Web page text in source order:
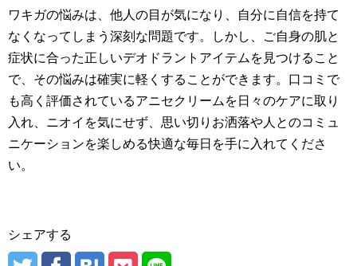
ワキガの悩みは、他人の目が気になり、自分に自信を持て
なくなってしまう深刻な問題です。しかし、ご自身の肌と
症状に合った正しいデオドラントアイテムを見つけること
で、その悩みは確実に軽くすることができます。口コミで
も高く評価されているアニセクリームを日々のケアに取り
入れ、ニオイを気にせず、思い切りお洒落や人とのコミュ
ニケーションを楽しめる快適な毎日を手に入れてくださ
い。
シェアする